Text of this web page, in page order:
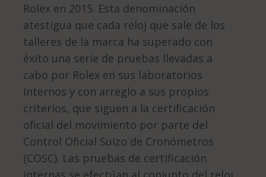
Rolex en 2015. Esta denominación
atestigua que cada reloj que sale de los
talleres de la marca ha superado con
éxito una serie de pruebas llevadas a
cabo por Rolex en sus laboratorios
internos y con arreglo a sus propios
criterios, que siguen a la certificación
oficial del movimiento por parte del
Control Oficial Suizo de Cronómetros
(COSC). Las pruebas de certificación